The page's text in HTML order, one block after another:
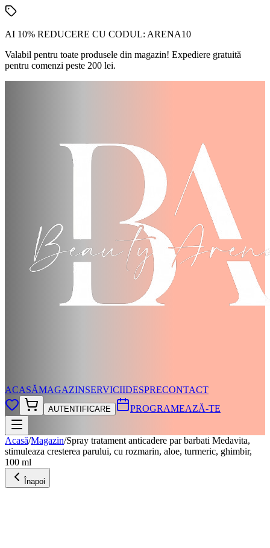
AI 10% REDUCERE CU CODUL: ARENA10
Valabil pentru toate produsele din magazin! Expediere gratuită
pentru comenzi peste 200 lei.
ACASĂMAGAZINSERVICIIDESPRECONTACT
AUTENTIFICARE PROGRAMEAZĂ-TE
Acasă/Magazin/Spray tratament anticadere par barbati Medavita,
stimuleaza cresterea parului, cu rozmarin, aloe, turmeric, ghimbir,
100 ml
Înapoi